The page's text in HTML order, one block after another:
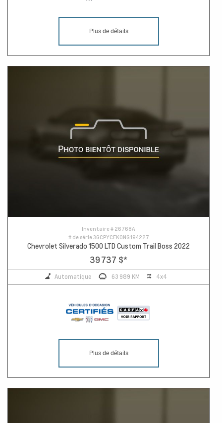
Plus de détails
Inventaire # 26768A
# de série3GCPYCEK0NG194227
Chevrolet Silverado 1500 LTD Custom Trail Boss 2022
39 737 $*
Automatique 63 989 KM 4x4
Plus de détails